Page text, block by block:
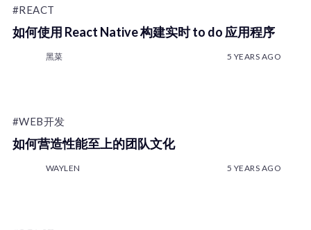
#REACT
如何使用 React Native 构建实时 to do 应用程序
黑菜 5 YEARS AGO
#WEB开发
如何营造性能至上的团队文化
WAYLEN 5 YEARS AGO